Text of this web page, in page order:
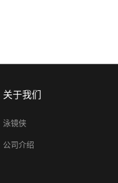
关于我们
泳镜侠
公司介绍